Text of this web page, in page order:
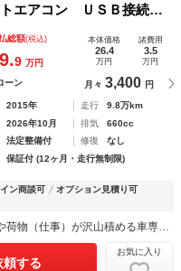
エアコン ＵＳＢ接続端
ｏｔｈ接続 ＣＤ／Ｄ
レベライザ―
総額(税込)
9 万円
本体価格
26.4
万円
諸費用
3.5
万円
ーン 月々 3,400 円
2015年 走行
9.8万km
2026年10月 排気
660cc
法定整備付 修復
なし
保証付 (12ヶ月・走行無制限)
ン商談可
オプション見積り可
頼する
お気に入り